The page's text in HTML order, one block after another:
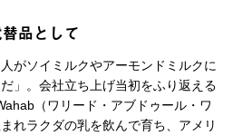
品として
がソイミルクやアーモンドミルクに
」。会社立ち上げ当初をふり返える
（ワリード・アブドゥール・ワ
れラクダの乳を飲んで育ち、アメリ